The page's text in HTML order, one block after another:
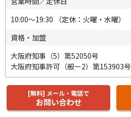
10:00～19:30
（定休：火曜・水曜）
資格・加盟
大阪府知事（5）第52050号
大阪府知事許可（般ー2）第153903号
[無料] メール・電話で
お問い合わせ